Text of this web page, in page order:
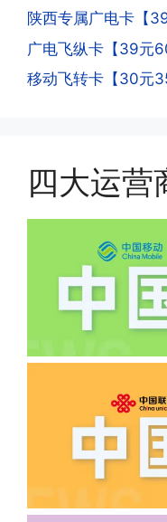
·4.实际扣费月
(1)首月扣费:电
原套餐折算后
机、关机、注
道首充的情况
逾期不可补返
·5.我的返费
答:先核查首次
加活动充值，
正常，然后是
·6.领卡时详
答:不要低于6
城市名字的路
一般二次认证
件，来证明是
搜索关键词:断
陕西专属广电卡【
广电飞纵卡【39元
移动飞转卡【30元
四大运营